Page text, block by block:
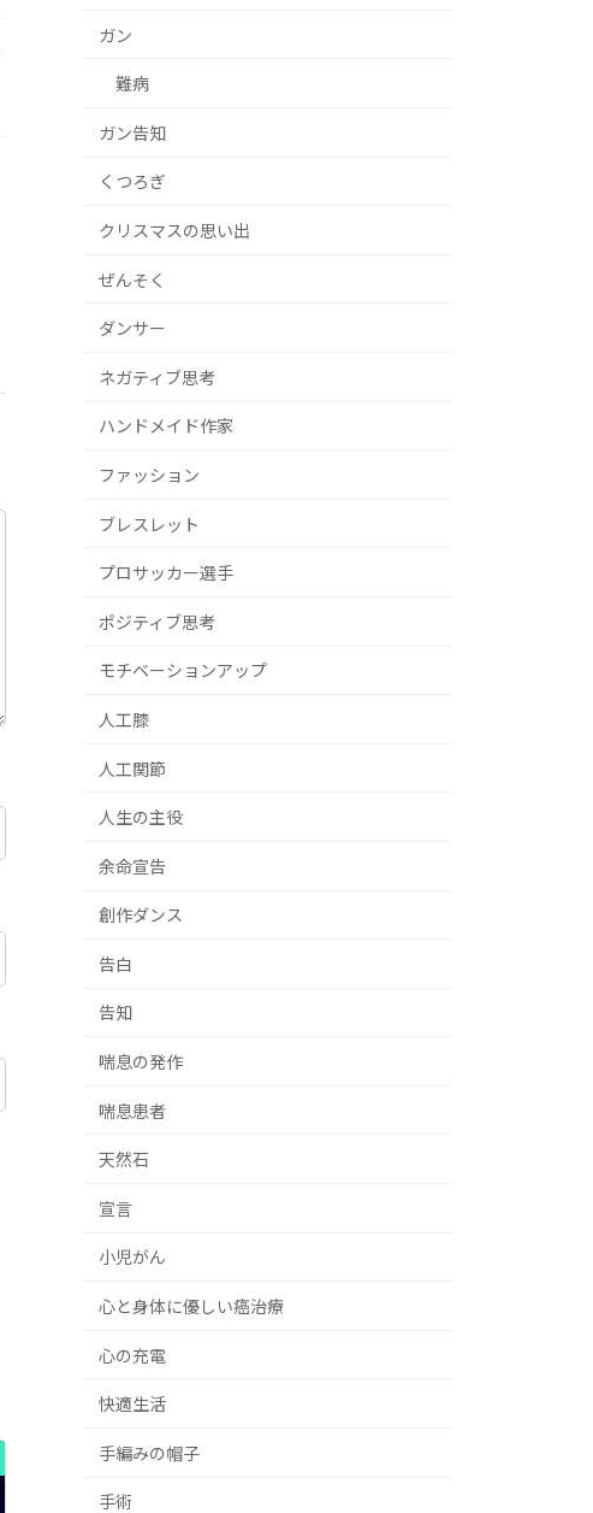
ガン
難病
ガン告知
くつろぎ
クリスマスの思い出
ぜんそく
ダンサー
ネガティブ思考
ハンドメイド作家
ファッション
ブレスレット
プロサッカー選手
ポジティブ思考
モチベーションアップ
人工膝
人工関節
人生の主役
余命宣告
創作ダンス
告白
告知
喘息の発作
喘息患者
天然石
宣言
小児がん
心と身体に優しい癌治療
心の充電
快適生活
手編みの帽子
手術